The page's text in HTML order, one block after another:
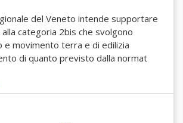
del Veneto intende supportare
categoria 2bis che svolgono
e movimento terra e di edilizia
di quanto previsto dalla normat